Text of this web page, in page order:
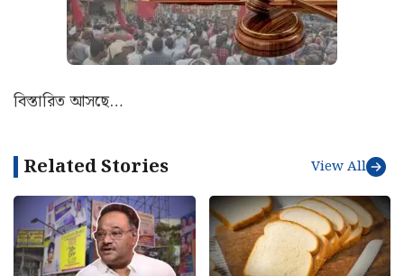
বিস্তারিত আসছে…
Related Stories View All